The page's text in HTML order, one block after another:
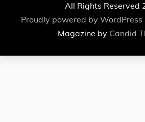
All Rights Reserved
Proudly powered by WordPress
Magazine by Candid